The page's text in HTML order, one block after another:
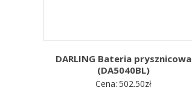
DARLING Bateria prysznicowa
(DA5040BL)
Cena: 502.50zł